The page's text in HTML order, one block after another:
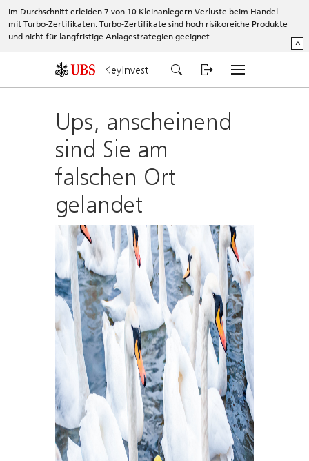
Im Durchschnitt erleiden 7 von 10 Kleinanlegern Verluste beim Handel
mit Turbo-Zertifikaten. Turbo-Zertifikate sind hoch risikoreiche Produkte
und nicht für langfristige Anlagestrategien geeignet.
^
KeyInvest
Ups, anscheinend
sind Sie am
falschen Ort
gelandet